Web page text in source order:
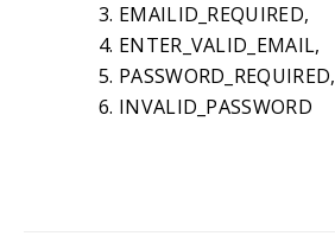
EMAILID_REQUIRED,
ENTER_VALID_EMAIL,
PASSWORD_REQUIRED,
INVALID_PASSWORD